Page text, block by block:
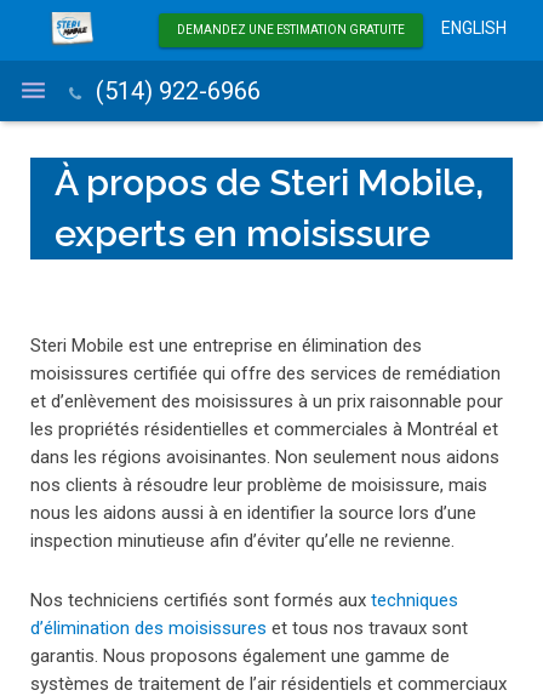
DEMANDEZ UNE ESTIMATION GRATUITE ENGLISH
(514) 922-6966
Élimination des moisissures
Zone de service
Traitement de l’air
Blogue
À propos
Joindre
À propos de Steri Mobile,
experts en moisissure
Steri Mobile est une entreprise en élimination des
moisissures certifiée qui offre des services de remédiation
et d’enlèvement des moisissures à un prix raisonnable pour
les propriétés résidentielles et commerciales à Montréal et
dans les régions avoisinantes. Non seulement nous aidons
nos clients à résoudre leur problème de moisissure, mais
nous les aidons aussi à en identifier la source lors d’une
inspection minutieuse afin d’éviter qu’elle ne revienne.
Nos techniciens certifiés sont formés aux techniques
d’élimination des moisissures et tous nos travaux sont
garantis. Nous proposons également une gamme de
systèmes de traitement de l’air résidentiels et commerciaux